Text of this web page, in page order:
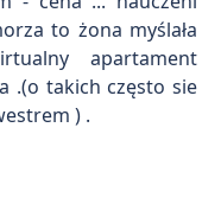
to żona myślała
apartament
.(o takich często sie
) .